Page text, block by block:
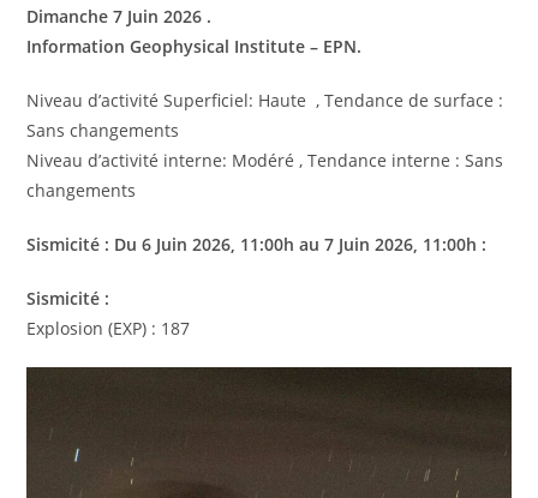
Dimanche 7 Juin 2026 .
Information Geophysical Institute – EPN.
Niveau d’activité Superficiel: Haute , Tendance de surface :
Sans changements
Niveau d’activité interne: Modéré , Tendance interne : Sans
changements
Sismicité : Du 6 Juin 2026, 11:00h au 7 Juin 2026, 11:00h :
Sismicité :
Explosion (EXP) : 187